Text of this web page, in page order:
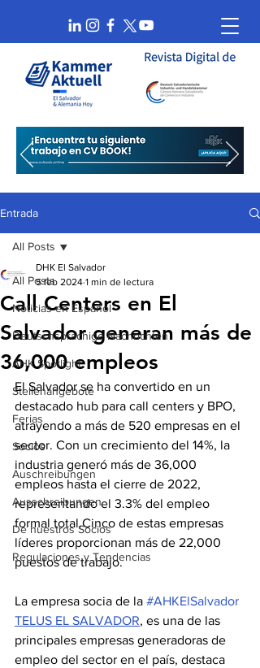
Entrada
All Posts
Noticias en Español
Deutschsprachige Nachrichten
AHK Spotlight
Stellenangebote
Ferias
Socios
Auschreibungen
Ausschreibungen
De nuestros Socios
Regulaciones y Tendencias
All Posts
Call Centers en El
Salvador generan más de
36,000 empleos
DHK El Salvador
5 feb 2024 1 min de lectura
El Salvador se ha convertido en un
destacado hub para call centers y BPO,
atrayendo a más de 520 empresas en el
sector. Con un crecimiento del 14%, la
industria generó más de 36,000
empleos hasta el cierre de 2022,
representando el 3.3% del empleo
formal total.Cinco de estas empresas
líderes proporcionan más de 22,000
puestos de trabajo.
La empresa socia de la #AHKElSalvador
TELUS EL SALVADOR, es una de las
principales empresas generadoras de
empleo del sector en el país, destaca